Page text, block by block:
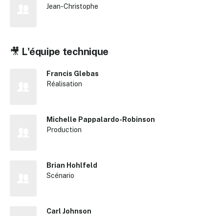
Jean-Christophe
🎥 L'équipe technique
Francis Glebas
Réalisation
Michelle Pappalardo-Robinson
Production
Brian Hohlfeld
Scénario
Carl Johnson